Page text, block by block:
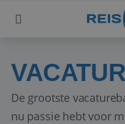
De grootste
nu passie hebt voor